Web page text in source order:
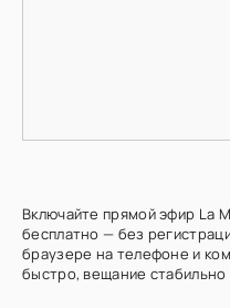
Включайте прямой эфир La
бесплатно — без
браузере на телефоне и
быстро, вещание стабильно